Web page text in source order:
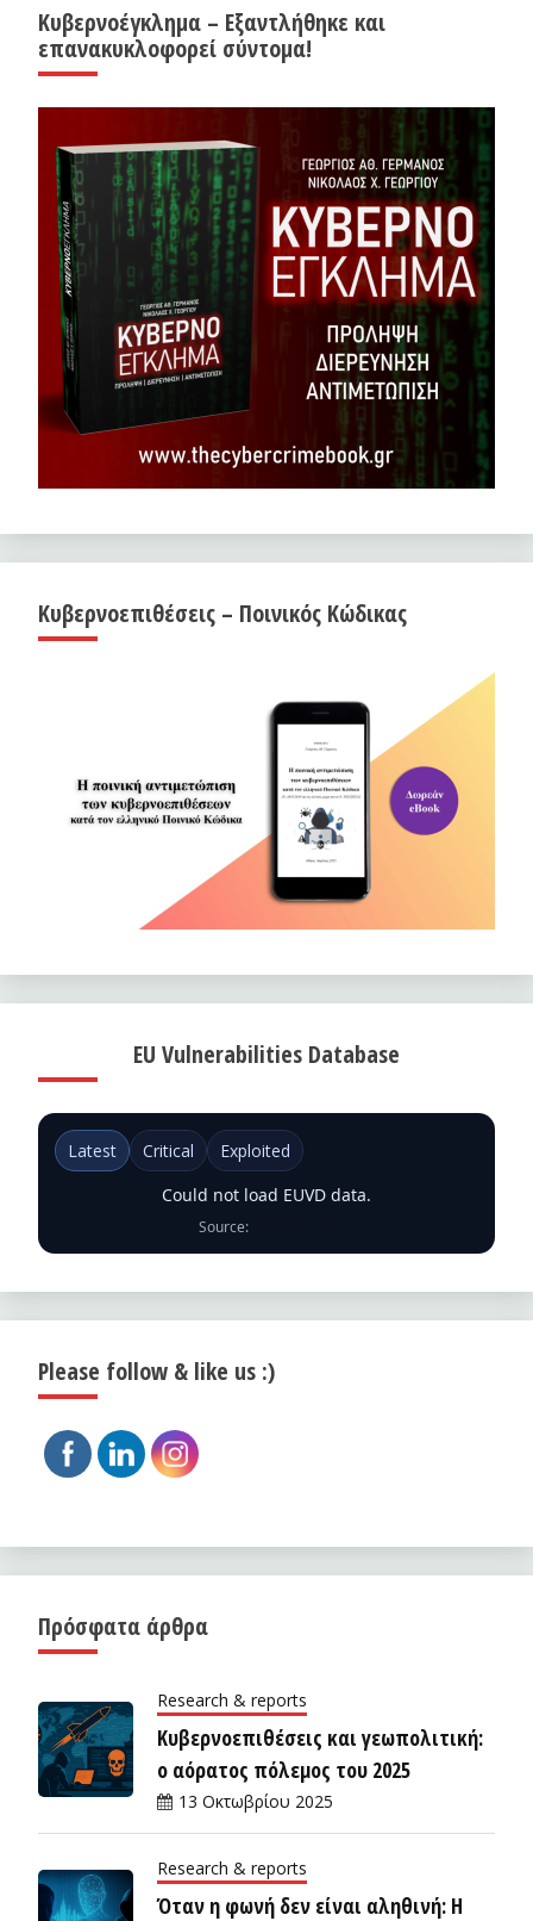
Κυβερνοέγκλημα – Εξαντλήθηκε και
επανακυκλοφορεί σύντομα!
Κυβερνοεπιθέσεις – Ποινικός Κώδικας
EU Vulnerabilities Database
Latest Critical
Exploited
Could not load EUVD data.
Source:
Please follow & like us :)
Πρόσφατα άρθρα
Research & reports
Κυβερνοεπιθέσεις και γεωπολιτική:
ο αόρατος πόλεμος του 2025
13 Οκτωβρίου 2025
Research & reports
Όταν η φωνή δεν είναι αληθινή: Η